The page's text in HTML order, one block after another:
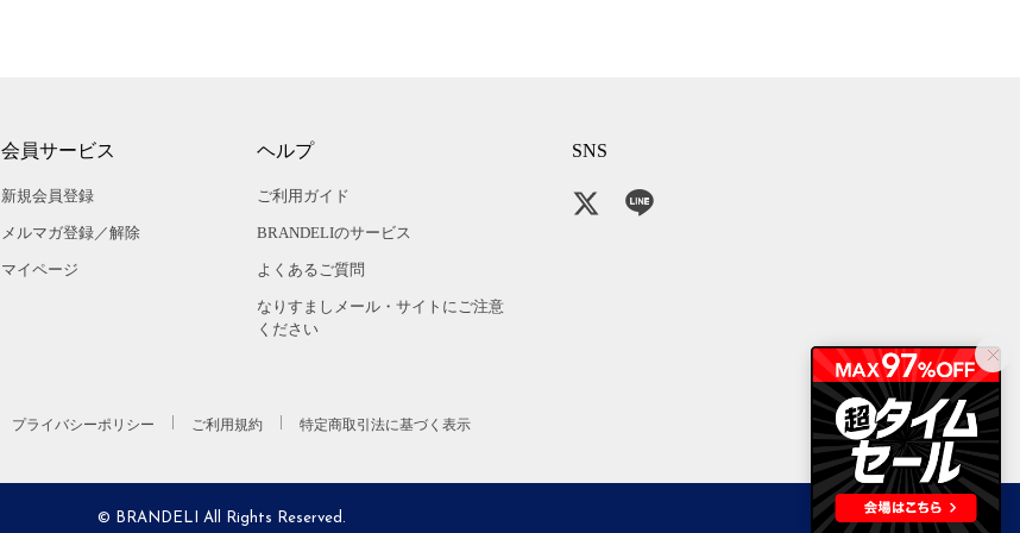
会員サービス
新規会員登録
メルマガ登録／解除
マイページ
ヘルプ
ご利用ガイド
BRANDELIのサービス
よくあるご質問
なりすましメール・サイトにご注意
ください
SNS
プライバシーポリシー ご利用規約 特定商取引法に基づく表示
© BRANDELI All Rights Reserved.